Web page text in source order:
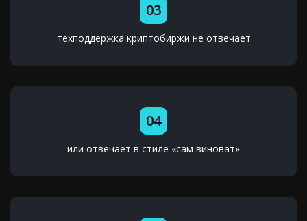
03
техподдержка криптобиржи не отвечает
04
или отвечает в стиле «сам виноват»